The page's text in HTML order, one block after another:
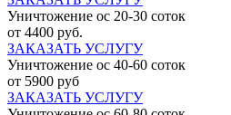
Уничтожение ос 20-30 соток
от 4400 руб.
ЗАКАЗАТЬ УСЛУГУ
Уничтожение ос 40-60 соток
от 5900 руб
ЗАКАЗАТЬ УСЛУГУ